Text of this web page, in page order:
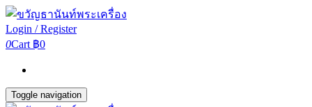
Login / Register
0Cart ฿0
Toggle navigation